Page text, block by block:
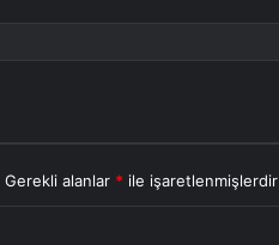
Gerekli alanlar * ile işaretlenmişlerdir